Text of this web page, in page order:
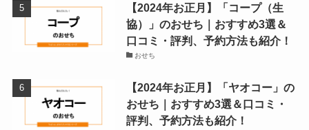
【2024年お正月】「コープ（生
協）」のおせち｜おすすめ3選＆
口コミ・評判、予約方法も紹介！
おせち
【2024年お正月】「ヤオコー」の
おせち｜おすすめ3選＆口コミ・
評判、予約方法も紹介！